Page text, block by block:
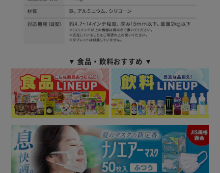
▼ 食品・飲料おすすめ ▼